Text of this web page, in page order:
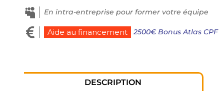
 En intra-entreprise pour former votre équipe
 Aide au financement 2500€ Bonus Atlas CPF
DESCRIPTION